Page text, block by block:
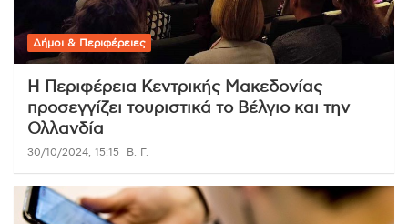
Δήμοι & Περιφέρειες
Η Περιφέρεια Κεντρικής Μακεδονίας
προσεγγίζει τουριστικά το Βέλγιο και την
Ολλανδία
30/10/2024, 15:15 Β. Γ.